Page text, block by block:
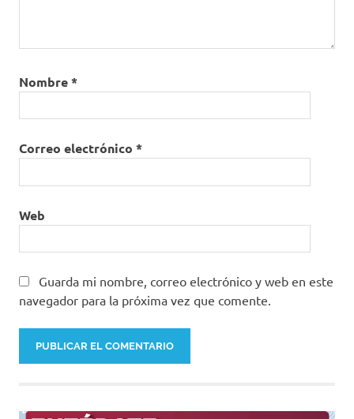
Nombre*
Correo electrónico *
Web
Guarda mi nombre, correo electrónico y web en este
navegador para la próxima vez que comente.